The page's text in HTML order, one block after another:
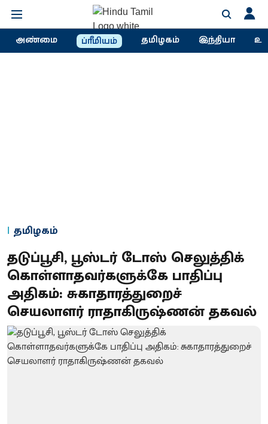
அண்மை ப்ரீமியம் தமிழகம் இந்தியா
தமிழகம்
தடுப்பூசி, பூஸ்டர் டோஸ் செலுத்திக்
கொள்ளாதவர்களுக்கே பாதிப்பு
அதிகம்: சுகாதாரத்துறைச்
செயலாளர் ராதாகிருஷ்ணன் தகவல்